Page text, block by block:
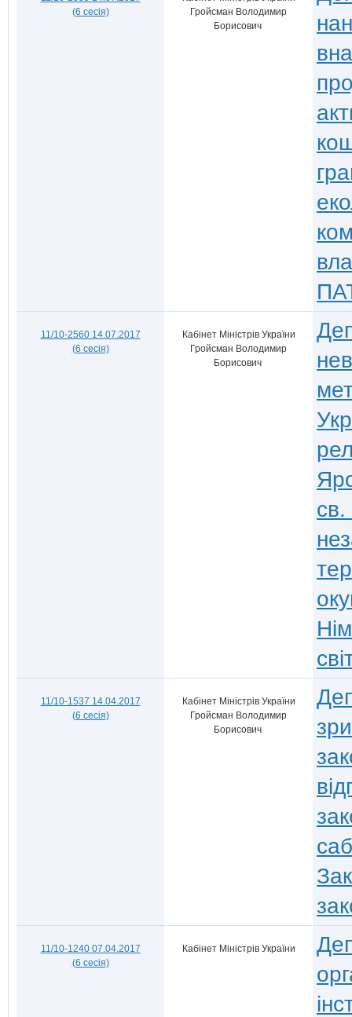
(6 сесія)
Гройсман Володимир
Борисович
11/10-2560 14.07.2017
(6 сесія)
Кабінет Міністрів України
Гройсман Володимир
Борисович
11/10-1537 14.04.2017
(6 сесія)
Кабінет Міністрів України
Гройсман Володимир
Борисович
11/10-1240 07.04.2017
(6 сесія)
Кабінет Міністрів України